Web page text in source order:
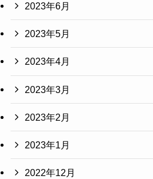
2023年6月
2023年5月
2023年4月
2023年3月
2023年2月
2023年1月
2022年12月